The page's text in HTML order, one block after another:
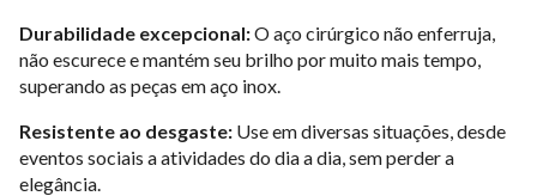
Durabilidade excepcional:O aço cirúrgico não enferruja,
não escurece e mantém seu brilho por muito mais tempo,
superando as peças em aço inox.
Resistente ao desgaste: Use em diversas situações, desde
eventos sociais a atividades do dia a dia, sem perder a
elegância.